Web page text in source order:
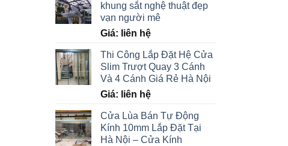
khung sắt nghệ thuật đẹp
vạn người mê
Giá: liên hệ
Thi Công Lắp Đặt Hệ Cửa
Slim Trượt Quay 3 Cánh
Và 4 Cánh Giá Rẻ Hà Nội
Giá: liên hệ
Cửa Lùa Bán Tự Động
Kính 10mm Lắp Đặt Tại
Hà Nội – Cửa Kính